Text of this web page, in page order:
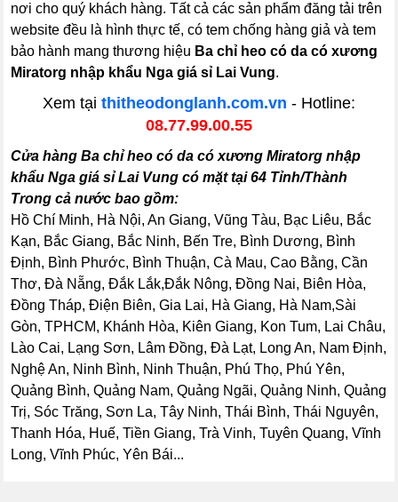
nơi cho quý khách hàng. Tất cả các sản phẩm đăng tải trên
website đều là hình thực tế, có tem chống hàng giả và tem
bảo hành mang thương hiệu Ba chỉ heo có da có xương
Miratorg nhập khẩu Nga giá sỉ Lai Vung.
Xem tại thitheodonglanh.com.vn - Hotline:
08.77.99.00.55
Cửa hàng Ba chỉ heo có da có xương Miratorg nhập
khẩu Nga giá sỉ Lai Vung có mặt tại 64 Tỉnh/Thành
Trong cả nước bao gồm:
Hồ Chí Minh, Hà Nội, An Giang, Vũng Tàu, Bạc Liêu, Bắc
Kạn, Bắc Giang, Bắc Ninh, Bến Tre, Bình Dương, Bình
Định, Bình Phước, Bình Thuận, Cà Mau, Cao Bằng, Cần
Thơ, Đà Nẵng, Đắk Lắk,Đắk Nông, Đồng Nai, Biên Hòa,
Đồng Tháp, Điện Biên, Gia Lai, Hà Giang, Hà Nam,Sài
Gòn, TPHCM, Khánh Hòa, Kiên Giang, Kon Tum, Lai Châu,
Lào Cai, Lạng Sơn, Lâm Đồng, Đà Lạt, Long An, Nam Định,
Nghệ An, Ninh Bình, Ninh Thuận, Phú Thọ, Phú Yên,
Quảng Bình, Quảng Nam, Quảng Ngãi, Quảng Ninh, Quảng
Trị, Sóc Trăng, Sơn La, Tây Ninh, Thái Bình, Thái Nguyên,
Thanh Hóa, Huế, Tiền Giang, Trà Vinh, Tuyên Quang, Vĩnh
Long, Vĩnh Phúc, Yên Bái...